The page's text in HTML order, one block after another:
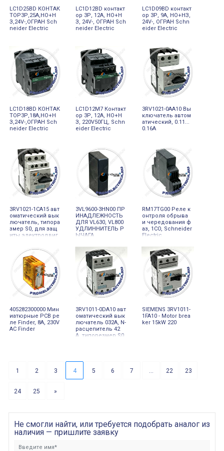
LC1D25BD КОНТАК
ТОР3Р,25A,НО+Н
З,24V-,ОГРАН Sch
neider Electric
LC1D12BD контакт
ор 3Р, 12A, НО+Н
З, 24V-, ОГРАН Sch
neider Electric
LC1D09BD контакт
ор 3Р, 9A, НО+НЗ,
24V-, ОГРАН Schn
eider Electric
LC1D18BD КОНТАК
ТОР3Р,18A,НО+Н
З,24V-,ОГРАН Sch
neider Electric
LC1D12M7 Контакт
ор 3Р, 12A, НО+Н
З, 220V50ГЦ, Schn
eider Electric
3RV1021-0AA10 Вы
ключатель автом
атический, 0.11...
0.16A
3RV1021-1CA15 авт
оматический вык
лючатель, типора
змер S0, для защ
иты электродвиг
расцепитель 1.8..
2.5A
3VL9600-3HN00 ПР
ИНАДЛЕЖНОСТЬ
ДЛЯ VL630, VL800
УДЛИННИТЕЛЬ Р
ЫЧАГА
RM17TG00 Реле к
онтроля обрыва
и чередования ф
аз, 1CO, Schneider
Electric
405282300000 Мин
иатюрные РСВ ре
ле Finder, 8А, 230V
AC Finder
3RV1011-0DA10 авт
оматический вык
лючатель 032A, N-
расцепитель 42
A, типорезмер S0
SIEMENS 3RV1011-
1FA10 - Motor brea
ker 15kW 220
1 2 3 4 5 6 7 ... 22 23
24 25 »
Не смогли найти, или требуется подобрать аналог из
наличия — пришлите заявку